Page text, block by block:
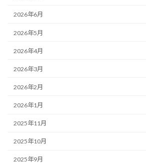
2026年6月
2026年5月
2026年4月
2026年3月
2026年2月
2026年1月
2025年11月
2025年10月
2025年9月